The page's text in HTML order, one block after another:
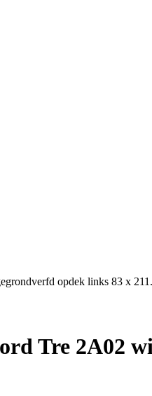
opdek links 83 x
Tre 2A02